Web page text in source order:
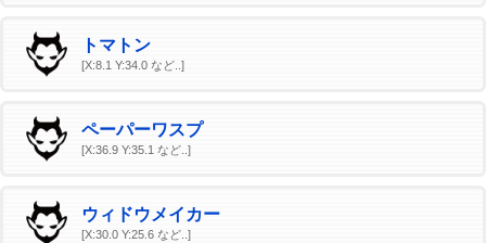
トマトン
[X:8.1 Y:34.0 など..]
ペーパーワスプ
[X:36.9 Y:35.1 など..]
ウィドウメイカー
[X:30.0 Y:25.6 など..]